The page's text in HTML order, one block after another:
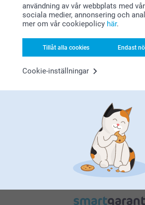
användning av vår webbplats med
sociala medier, annonsering och
mer om vår cookiepolicy här.
Tillåt alla cookies Endast
Cookie-inställningar
Personliga namnlappar
Från 119,00
(3 omdömen)
Set
239,00
(1